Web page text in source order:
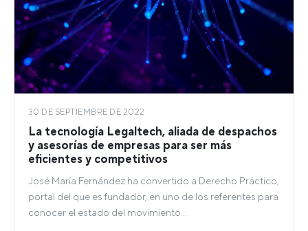
30 DE SEPTIEMBRE DE 2022
La tecnología Legaltech, aliada de despachos
y asesorías de empresas para ser más
eficientes y competitivos
José María Fernández ha convertido a Derecho Práctico,
portal del que es fundador, en uno de los referentes para
conocer el estado del movimiento…